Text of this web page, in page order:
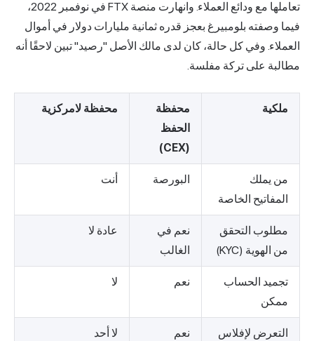
تعاملها مع ودائع العملاء. وانهارت منصة FTX في نوفمبر 2022،
فيما وصفته بلومبيرغ بعجز قدره ثمانية مليارات دولار في أموال
العملاء. وفي كل حالة، كان لدى مالك الأصل "رصيد" تبين لاحقًا أنه
مطالبة على تركة مفلسة.
ملكية
محفظة
الحفظ
(CEX)
محفظة لامركزية
من يملك
المفاتيح الخاصة
البورصة أنت
مطلوب التحقق
من الهوية (KYC)
نعم في
الغالب
عادة لا
تجميد الحساب
ممكن
نعم لا
التعرض لإفلاس
نعم لا أحد